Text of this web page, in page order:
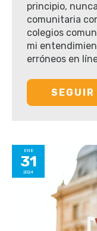
principio,
comunitaria
colegios
mi
erróneos en
SEGUIR
ENE
31
2024